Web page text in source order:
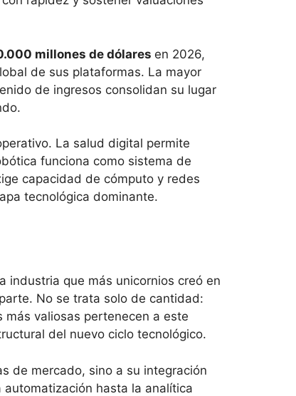
millones de dólares en 2026,
de sus plataformas. La mayor
de ingresos consolidan su lugar
La salud digital permite
funciona como sistema de
capacidad de cómputo y redes
tecnológica dominante.
industria que más unicornios creó en
No se trata solo de cantidad:
valiosas pertenecen a este
del nuevo ciclo tecnológico.
de mercado, sino a su integración
hasta la analítica